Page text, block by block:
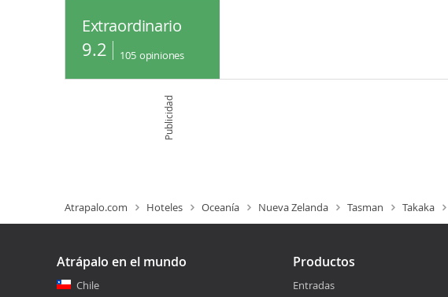
Extraordinario
9.2 105 opiniones
Publicidad
Atrapalo.com Hoteles Oceanía Nueva Zelanda Tasman Takaka
Atrápalo en el mundo
Chile
Productos
Entradas